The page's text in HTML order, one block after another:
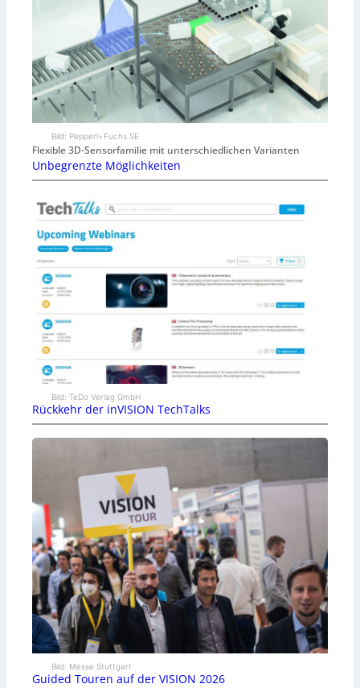
Bild: Pepperl+Fuchs SE
Flexible 3D-Sensorfamilie mit unterschiedlichen Varianten
Unbegrenzte Möglichkeiten
Bild: TeDo Verlag GmbH
Rückkehr der inVISION TechTalks
Bild: Messe Stuttgart
Guided Touren auf der VISION 2026